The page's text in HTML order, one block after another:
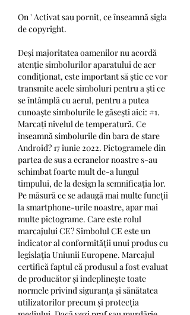
On ' Activat sau pornit, ce înseamnă sigla
de copyright.
Deși majoritatea oamenilor nu acordă
atenție simbolurilor aparatului de aer
condiționat, este important să știe ce vor
transmite acele simboluri pentru a ști ce
se întâmplă cu aerul, pentru a putea
cunoaște simbolurile le găsești aici: #1.
Marcați nivelul de temperatură. Ce
înseamnă simbolurile din bara de stare
Android? 17 iunie 2022. Pictogramele din
partea de sus a ecranelor noastre s-au
schimbat foarte mult de-a lungul
timpului, de la design la semnificația lor.
Pe măsură ce se adaugă mai multe funcții
la smartphone-urile noastre, apar mai
multe pictograme. Care este rolul
marcajului CE? Simbolul CE este un
indicator al conformităţii unui produs cu
legislaţia Uniunii Europene. Marcajul
certifică faptul că produsul a fost evaluat
de producător și îndeplineşte toate
normele privind siguranţa și sănătatea
utilizatorilor precum și protecția